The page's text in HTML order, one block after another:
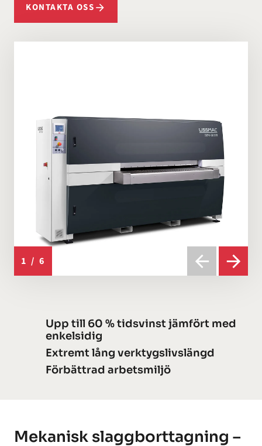
KONTAKTA OSS
1 / 6
Upp till 60 % tidsvinst jämfört med
enkelsidig
Extremt lång verktygslivslängd
Förbättrad arbetsmiljö
Mekanisk slaggborttagning –